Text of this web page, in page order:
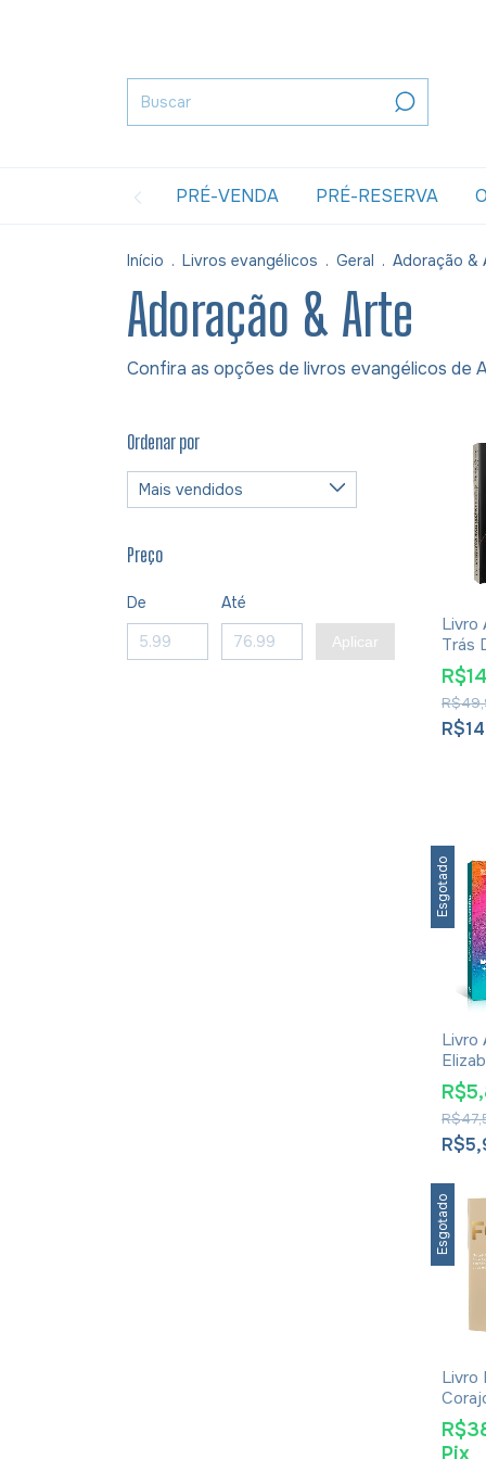
PRÉ-VENDA PRÉ-RESERVA
Início . Livros evangélicos . Geral . Adoração &
Adoração & Arte
Confira as opções de livros evangélicos de
Ordenar por
Preço
De Até
Aplicar
Livro
Trás
Esgotado
Livro
Esgotado
Livro
Força
Pix